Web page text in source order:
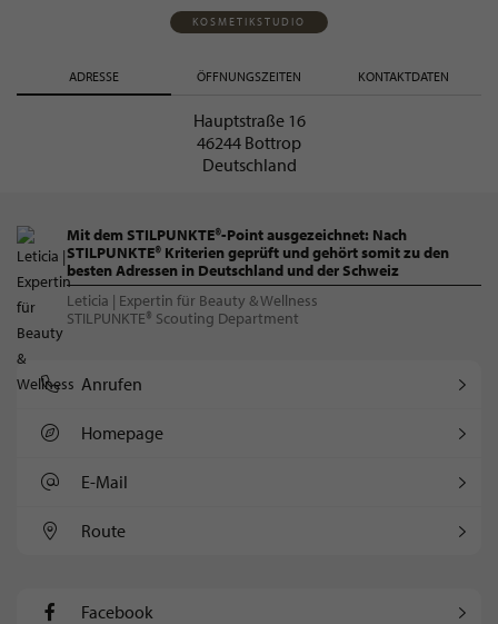
KOSMETIKSTUDIO
ADRESSE ÖFFNUNGSZEITEN KONTAKTDATEN
Hauptstraße 16
46244 Bottrop
Deutschland
Mit dem STILPUNKTE®-Point ausgezeichnet: Nach
STILPUNKTE® Kriterien geprüft und gehört somit zu den
besten Adressen in Deutschland und der Schweiz
Leticia | Expertin für Beauty & Wellness
STILPUNKTE® Scouting Department
Anrufen
Homepage
E-Mail
Route
Facebook